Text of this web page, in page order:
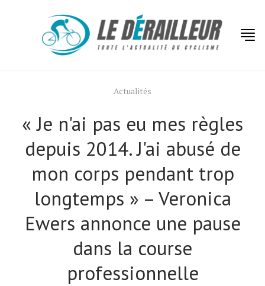
Actualités
« Je n'ai pas eu mes règles
depuis 2014. J'ai abusé de
mon corps pendant trop
longtemps » – Veronica
Ewers annonce une pause
dans la course
professionnelle